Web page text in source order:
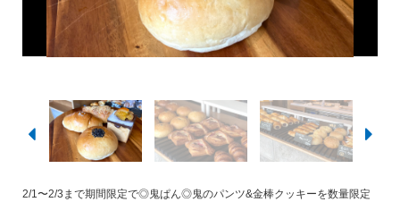
2/1〜2/3まで期間限定で◎鬼ぱん◎鬼のパンツ&金棒クッキーを数量限定